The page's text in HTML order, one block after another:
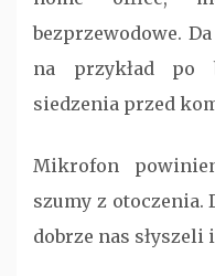
bezprzewodowe.
na przykład po
siedzenia przed
Mikrofon
szumy z otoczenia.
dobrze nas